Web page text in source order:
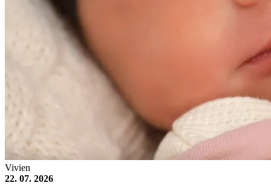
Vivien
22. 07. 2026